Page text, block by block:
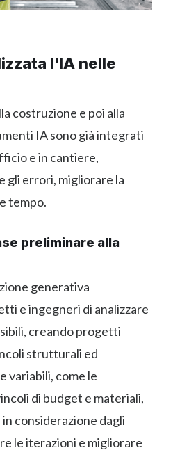
l'IA nelle
costruzione e poi alla
IA sono già integrati
e in cantiere,
gli errori, migliorare la
tempo.
preliminare alla
generativa
e ingegneri di analizzare
creando progetti
strutturali ed
variabili, come le
di budget e materiali,
considerazione dagli
le iterazioni e migliorare